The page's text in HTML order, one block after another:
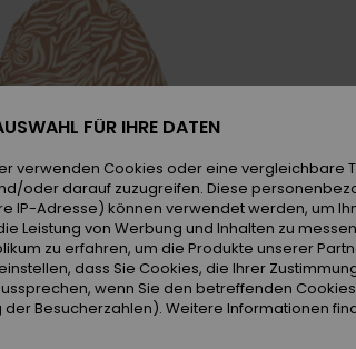
FÜR IHRE DATEN
verwenden Cookies oder eine vergleichbare
oder darauf zuzugreifen. Diese
IP-Adresse) können verwendet werden, um
Leistung von Werbung und Inhalten zu
zu erfahren, um die Produkte unserer
dass Sie Cookies, die Ihrer
wenn Sie den betreffenden
der Besucherzahlen). Weitere Informationen